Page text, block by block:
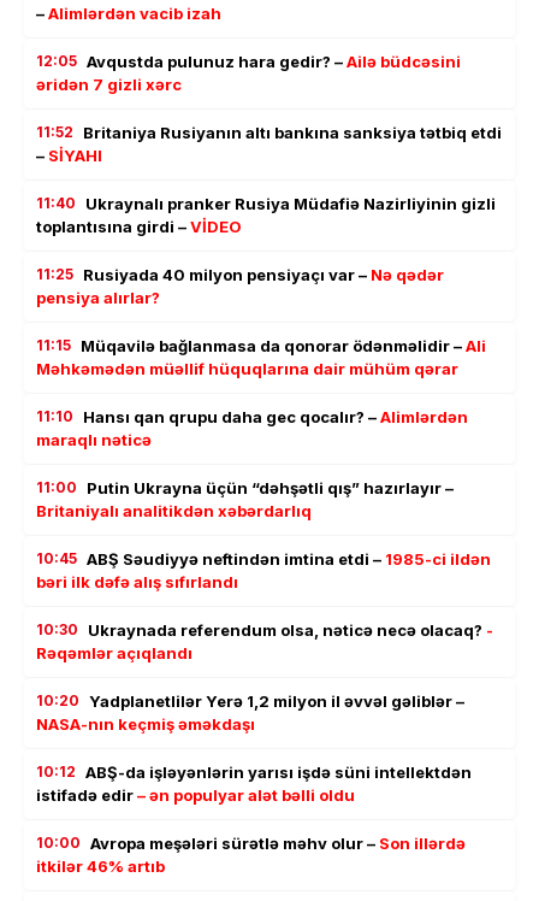
–Alimlərdən vacib izah
12:05 Avqustda pulunuz hara gedir? –Ailə büdcəsini
əridən 7 gizli xərc
11:52
Britaniya Rusiyanın altı bankına sanksiya tətbiq etdi
– SİYAHI
11:40
Ukraynalı pranker Rusiya Müdafiə Nazirliyinin gizli
toplantısına girdi –VİDEO
11:25 Rusiyada 40 milyon pensiyaçı var – Nə qədər
pensiya alırlar?
11:15 Müqavilə bağlanmasa da qonorar ödənməlidir –Ali
Məhkəmədən müəllif hüquqlarına dair mühüm qərar
11:10 Hansı qan qrupu daha gec qocalır? –Alimlərdən
maraqlı nəticə
11:00
Putin Ukrayna üçün “dəhşətli qış” hazırlayır –
Britaniyalı analitikdən xəbərdarlıq
10:45 ABŞ Səudiyyə neftindən imtina etdi – 1985-ci ildən
bəri ilk dəfə alış sıfırlandı
10:30 Ukraynada referendum olsa, nəticə necə olacaq? -
Rəqəmlər açıqlandı
10:20 Yadplanetlilər Yerə 1,2 milyon il əvvəl gəliblər –
NASA-nın keçmiş əməkdaşı
10:12 ABŞ-da işləyənlərin yarısı işdə süni intellektdən
istifadə edir– ən populyar alət bəlli oldu
10:00 Avropa meşələri sürətlə məhv olur – Son illərdə
itkilər 46% artıb